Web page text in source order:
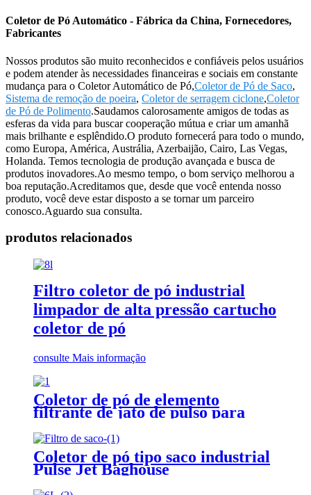
Coletor de Pó Automático - Fábrica da China, Fornecedores,
Fabricantes
Nossos produtos são muito reconhecidos e confiáveis ​​pelos usuários
e podem atender às necessidades financeiras e sociais em constante
mudança para o Coletor Automático de Pó,Coletor de Pó de Saco,
Sistema de remoção de poeira, Coletor de serragem ciclone,Coletor
de Pó de Polimento.Saudamos calorosamente amigos de todas as
esferas da vida para buscar cooperação mútua e criar um amanhã
mais brilhante e esplêndido.O produto fornecerá para todo o mundo,
como Europa, América, Austrália, Azerbaijão, Cairo, Las Vegas,
Holanda. Temos tecnologia de produção avançada e busca de
produtos inovadores.Ao mesmo tempo, o bom serviço melhorou a
boa reputação.Acreditamos que, desde que você entenda nosso
produto, você deve estar disposto a se tornar um parceiro
conosco.Aguardo sua consulta.
produtos relacionados
Filtro coletor de pó industrial
limpador de alta pressão cartucho
coletor de pó
consulte Mais informação
Coletor de pó de elemento
filtrante de jato de pulso para
processamento de alimentos e
medicamentos
Coletor de pó tipo saco industrial
Pulse Jet Baghouse